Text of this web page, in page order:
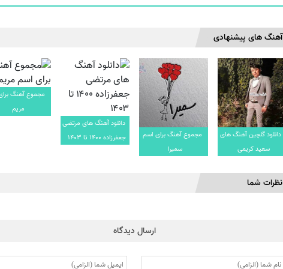
آهنگ های پیشنهادی
دانلود گلچین آهنگ های
سعید کریمی
مجموع آهنگ برای اسم
سمیرا
دانلود آهنگ های مرتضی
جعفرزاده ۱۴۰۰ تا ۱۴۰۳
مجموع آهنگ
مریم
نظرات شما
ارسال دیدگاه